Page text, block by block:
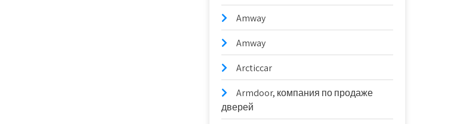
Amway
Amway
Arcticcar
Armdoor, компания по продаже
дверей